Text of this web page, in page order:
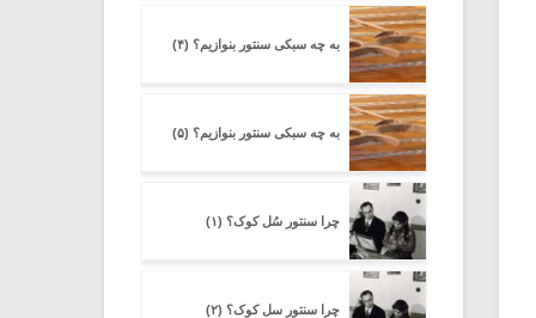
به چه سبکی سنتور بنوازیم؟ (۴)
به چه سبکی سنتور بنوازیم؟ (۵)
چرا سنتورِ سُل کوک؟ (۱)
چرا سنتور سل کوک؟ (۲)